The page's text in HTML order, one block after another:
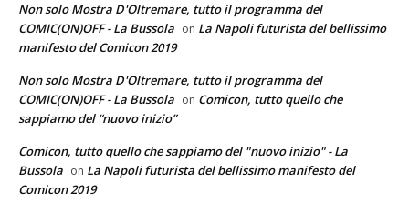
Non solo Mostra D'Oltremare, tutto il programma del
COMIC(ON)OFF - La Bussola on La Napoli futurista del bellissimo
manifesto del Comicon 2019
Non solo Mostra D'Oltremare, tutto il programma del
COMIC(ON)OFF - La Bussola on Comicon, tutto quello che
sappiamo del “nuovo inizio”
Comicon, tutto quello che sappiamo del "nuovo inizio" - La
Bussola on La Napoli futurista del bellissimo manifesto del
Comicon 2019